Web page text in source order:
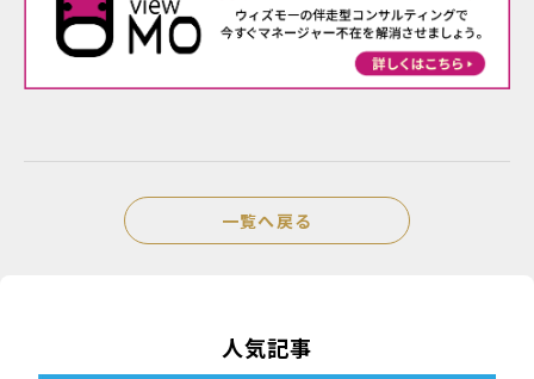
一覧へ戻る
人気記事